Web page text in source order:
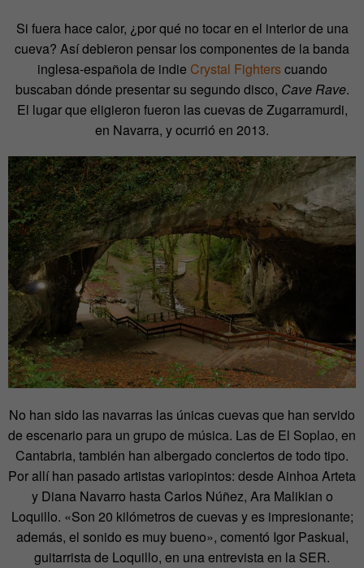
Si fuera hace calor, ¿por qué no tocar en el interior de una
cueva? Así debieron pensar los componentes de la banda
inglesa-española de indie Crystal Fighterscuando
buscaban dónde presentar su segundo disco, Cave Rave.
El lugar que eligieron fueron las cuevas de Zugarramurdi,
en Navarra, y ocurrió en 2013.
No han sido las navarras las únicas cuevas que han servido
de escenario para un grupo de música. Las de El Soplao, en
Cantabria, también han albergado conciertos de todo tipo.
Por allí han pasado artistas variopintos: desde Ainhoa Arteta
y Diana Navarro hasta Carlos Núñez, Ara Malikian o
Loquillo. «Son 20 kilómetros de cuevas y es impresionante;
además, el sonido es muy bueno», comentó Igor Paskual,
guitarrista de Loquillo, en una entrevista en la SER.